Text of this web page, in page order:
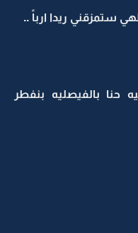
ستمزقني ريدا ارباً ..
حنا بالفيصليه بنفطر